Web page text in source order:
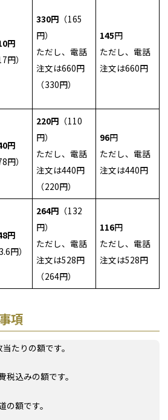
円
円）
330円 （165
円）
ただし、電話
注文は660円
（330円）
145円
ただし、電話
注文は660円
円
円）
220円 （110
円）
ただし、電話
注文は440円
（220円）
96円
ただし、電話
注文は440円
円
円）
264円 （132
円）
ただし、電話
注文は528円
（264円）
116円
ただし、電話
注文は528円
項
たりの額です。
税込みの額です。
の額です。